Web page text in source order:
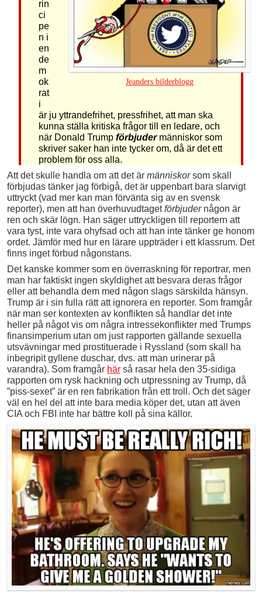
Jeanders bilderblogg
rin
ci
pe
n i
en
de
m
ok
rat
i
är ju yttrandefrihet, pressfrihet, att man ska
kunna ställa kritiska frågor till en ledare, och
när Donald Trump förbjudermänniskor som
skriver saker han inte tycker om, då är det ett
problem för oss alla.
Att det skulle handla om att det är människorsom skall
förbjudas tänker jag förbigå, det är uppenbart bara slarvigt
uttryckt (vad mer kan man förvänta sig av en svensk
reporter), men att han överhuvudtagetförbjudernågon är
ren och skär lögn. Han säger uttryckligen till reportern att
vara tyst, inte vara ohyfsad och att han inte tänker ge honom
ordet. Jämför med hur en lärare uppträder i ett klassrum. Det
finns inget förbud någonstans.
Det kanske kommer som en överraskning för reportrar, men
man har faktiskt ingen skyldighet att besvara deras frågor
eller att behandla dem med någon slags särskilda hänsyn.
Trump är i sin fulla rätt att ignorera en reporter. Som framgår
när man ser kontexten av konflikten så handlar det inte
heller på något vis om några intressekonflikter med Trumps
finansimperium utan om just rapporten gällande sexuella
utsvävningar med prostituerade i Ryssland (som skall ha
inbegripit gyllene duschar, dvs. att man urinerar på
varandra). Som framgår här så rasar hela den 35-sidiga
rapporten om rysk hackning och utpressning av Trump, då
”piss-sexet” är en ren fabrikation från ett troll. Och det säger
väl en hel del att inte bara media köper det, utan att även
CIA och FBI inte har bättre koll på sina källor.